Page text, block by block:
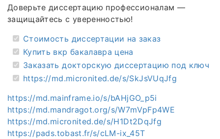
Доверьте диссертацию профессионалам —
защищайтесь с уверенностью!
Стоимость диссертации на заказ
Купить вкр бакалавра цена
Заказать докторскую диссертацию под ключ
https://md.micronited.de/s/SkJsVUqJfg
https://md.mainframe.io/s/bAHjGO_p5i
https://md.mandragot.org/s/W7mVpFp4WE
https://md.micronited.de/s/H1Dt2DqJfg
https://pads.tobast.fr/s/cLM-ix_45T